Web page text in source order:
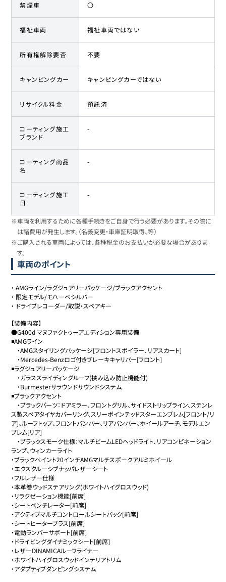
禁煙車 〇
福祉車両 福祉車両ではない
所有権解除要否 不要
キャンピングカー キャンピングカーではない
リサイクル料金 預託済
コーティング施工
ブランド
-
コーティング商品
名
-
コーティング施工
日
-
※車両を利用するために各種手続きをご自身で行う必要があります。その際に
は諸費用が発生します。（名義変更・車庫証明取得、等）
※ご購入される車両によっては、各種税金のお支払いが必要な場合がありま
す。
車両のポイント
・AMGライン/ラグジュアリーパッケージ/ブラックアクセント
・ 限定モデル/モハーベシルバー
・ ドライブレコーダー/取説・スペアキー
【装備内容】
●G400d マヌファクトゥーアエディション専用装備
◾️AMGライン
・AMGスタイリングパッケージ[フロントスポイラー、リアスカート]
・Mercedes-Benzロゴ付きブレーキキャリパー[フロント]
◾️ラグジュアリーパッケージ
・ガラススライディングルーフ(挟み込み防止機能付)
・Burmesterサラウンドサウンドシステム
◾️ブラックアクセント
・ブラックパーツ：ドアミラー、フロントグリル、サイドストリップライン、ステンレ
ス製スペアタイヤカバーリング、スリーポインテッドスターエンブレム[フロント/リ
ア]、ルーフトップ、フロントバンパー、リアバンパー、ホイールアーチ、モデルエン
ブレム[リア]
・ブラックスモーク仕様：マルチビームLEDヘッドライト、リアコンビネーション
ランプ、ウィンカーライト
・ブラックペイント20インチAMGマルチスポークアルミホイール
・エクスクルーシブナッパレザーシート
・フルレザー仕様
・本革巻ウッドステアリング(ホワイトハイグロスウッド)
・リラクゼーション機能[前席]
・シートベンチレーター[前席]
・アクティブマルチコントロールシートバック[前席]
・シートヒータープラス[前席]
・電動ランバーサポート[前席]
・ドライビングダイナミックシート[前席]
・レザーDINAMICAルーフライナー
・ホワイトハイグロスウッドインテリアトリム
・アダプティブダンピングシステム